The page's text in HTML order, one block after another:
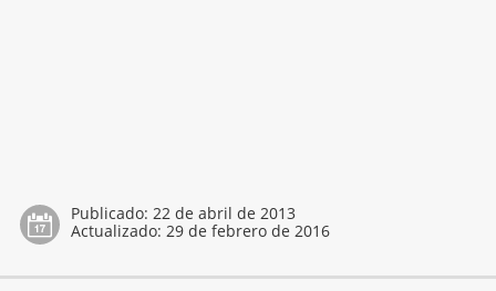
Publicado: 22 de abril de 2013
Actualizado: 29 de febrero de 2016